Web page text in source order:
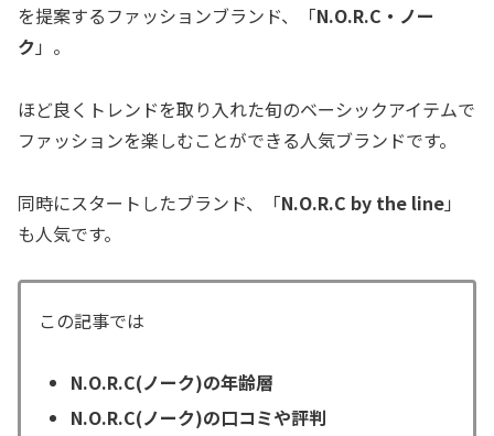
を提案するファッションブランド、「N.O.R.C・ノー
ク 」。
ほど良くトレンドを取り入れた旬のベーシックアイテムで
ファッションを楽しむことができる人気ブランドです。
同時にスタートしたブランド、「N.O.R.C by the line」
も人気です。
この記事では
N.O.R.C(ノーク)の年齢層
N.O.R.C(ノーク)の口コミや評判